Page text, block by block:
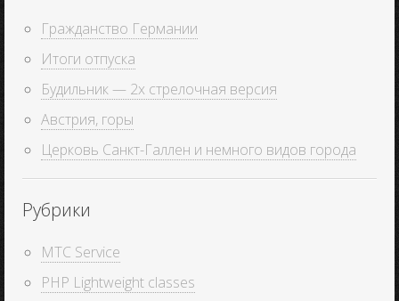
Гражданство Германии
Итоги отпуска
Будильник — 2х стрелочная версия
Австрия, горы
Церковь Санкт-Галлен и немного видов города
Рубрики
MTC Service
PHP Lightweight classes